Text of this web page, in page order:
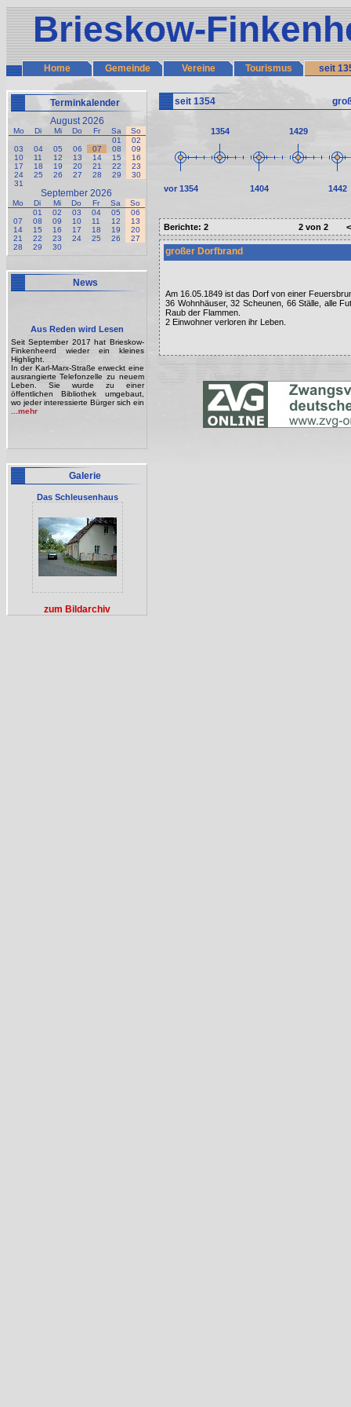
Brieskow-
Home Gemeinde Vereine Tourismus seit
Terminkalender
August 2026
Mo Di Mi Do Fr Sa
So
01
02
03
04 05 06 07 08
09
10
11 12 13 14 15
16
17
18 19 20 21 22
23
24
25 26 27 28 29
30
31
September 2026
Mo Di Mi Do Fr Sa
So
01
02 03 04 05
06
07
08 09 10 11 12
13
14
15 16 17 18 19
20
21
22 23 24 25 26
27
28
29 30
News
Aus Reden wird Lesen
Seit September 2017 hat Brieskow-
Finkenheerd wieder ein kleines
Highlight.
In der Karl-Marx-Straße erweckt eine
ausrangierte Telefonzelle zu neuem
Leben. Sie wurde zu einer
öffentlichen Bibliothek umgebaut,
wo jeder interessierte Bürger sich ein
...mehr
Galerie
Das Schleusenhaus
zum Bildarchiv
seit 1354
1354 1429
vor 1354 1404 1442
Berichte: 2 2 von 2
großer Dorfbrand
Am 16.05.1849 ist das Dorf von einer
36 Wohnhäuser, 32 Scheunen, 66 Ställe, alle
Raub der Flammen.
2 Einwohner verloren ihr Leben.